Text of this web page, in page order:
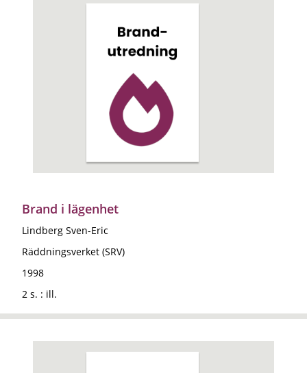
Brand i lägenhet
Lindberg Sven-Eric
Räddningsverket (SRV)
1998
2 s. : ill.